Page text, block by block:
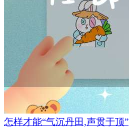
怎样才能“气沉丹田,声贯于顶”